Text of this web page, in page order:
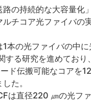
の持続的な大容量
チコア光ファイバ
本の光ファイバの中
する研究を進めてお
ド伝搬可能なコアを
た。
は直径220 ㎛の光フ